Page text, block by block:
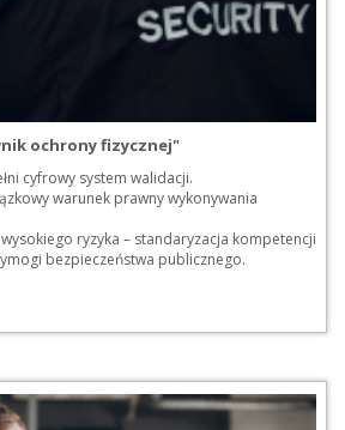
ochrony fizycznej"
cyfrowy system walidacji.
warunek prawny wykonywania
ryzyka – standaryzacja kompetencji
bezpieczeństwa publicznego.
Przejdź do praktyki
Pobierz pdf [PDF,